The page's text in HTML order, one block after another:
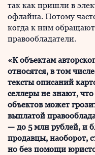
так как пришли в
офлайна. Потому
когда к ним
правообладатели.
«К объектам
относятся, в том
тексты описаний
селлеры не знают,
объектов может
выплатой
— до 5 млн рублей, и
продавцы, наоборот,
но без помощи